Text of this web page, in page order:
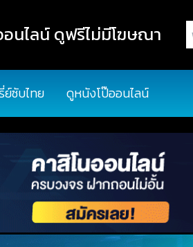
อนไลน์ ดูฟรีไม่มีโฆษณา
ย์ซับไทย ดูหนังโป๊ออนไลน์